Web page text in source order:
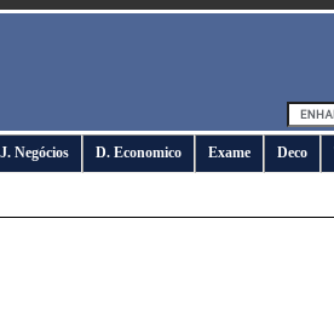
J. Negócios D. Economico Exame Deco